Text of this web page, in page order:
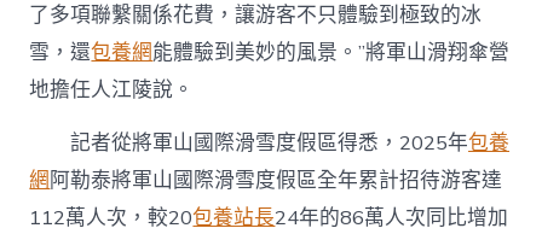
了多項聯繫關係花費，讓游客不只體驗到極致的冰
雪，還包養網能體驗到美妙的風景。”將軍山滑翔傘營
地擔任人江陵說。
記者從將軍山國際滑雪度假區得悉，2025年包養
網阿勒泰將軍山國際滑雪度假區全年累計招待游客達
112萬人次，較20包養站長24年的86萬人次同比增加